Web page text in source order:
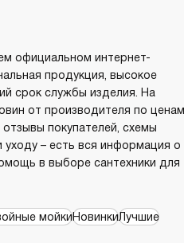
официальном интернет-
продукция, высокое
срок службы изделия. На
от производителя по ценам
покупателей, схемы
уходу – есть вся информация о
в выборе сантехники для
мойкиНовинкиЛучшие